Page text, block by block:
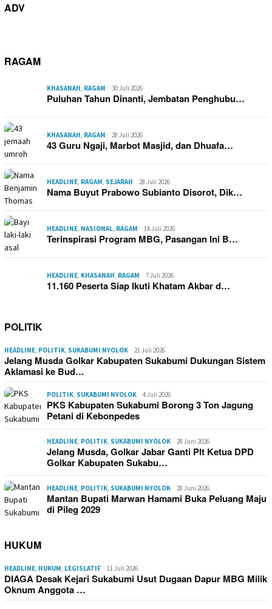
ADV
RAGAM
KHASANAH, RAGAM 30 Juli 2026
Puluhan Tahun Dinanti, Jembatan Penghubu…
KHASANAH, RAGAM 28 Juli 2026
43 Guru Ngaji, Marbot Masjid, dan Dhuafa…
HEADLINE, RAGAM, SEJARAH 28 Juli 2026
Nama Buyut Prabowo Subianto Disorot, Dik…
HEADLINE, NASIONAL, RAGAM 14 Juli 2026
Terinspirasi Program MBG, Pasangan Ini B…
HEADLINE, KHASANAH, RAGAM 7 Juli 2026
11.160 Peserta Siap Ikuti Khatam Akbar d…
POLITIK
HEADLINE, POLITIK, SUKABUMI NYOLOK 21 Juli 2026
Jelang Musda Golkar Kabupaten Sukabumi Dukungan Sistem
Aklamasi ke Bud…
POLITIK, SUKABUMI NYOLOK 4 Juli 2026
PKS Kabupaten Sukabumi Borong 3 Ton Jagung
Petani di Kebonpedes
HEADLINE, POLITIK, SUKABUMI NYOLOK 28 Juni 2026
Jelang Musda, Golkar Jabar Ganti Plt Ketua DPD
Golkar Kabupaten Sukabu…
HEADLINE, POLITIK, SUKABUMI NYOLOK 28 Juni 2026
Mantan Bupati Marwan Hamami Buka Peluang Maju
di Pileg 2029
HUKUM
HEADLINE, HUKUM, LEGISLATIF 11 Juli 2026
DIAGA Desak Kejari Sukabumi Usut Dugaan Dapur MBG Milik
Oknum Anggota …